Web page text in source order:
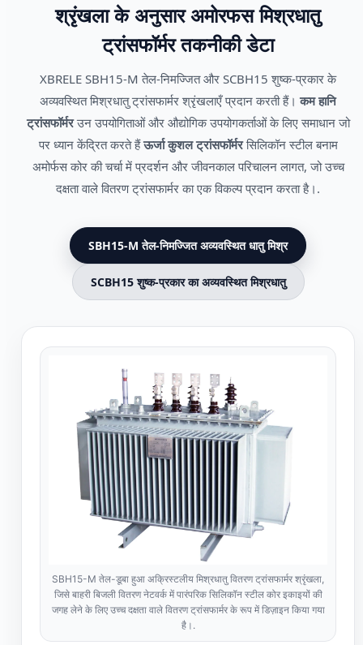
श्रृंखला के अनुसार अमोरफस मिश्रधातु
ट्रांसफॉर्मर तकनीकी डेटा
XBRELE SBH15-M तेल-निमज्जित और SCBH15 शुष्क-प्रकार के
अव्यवस्थित मिश्रधातु ट्रांसफार्मर श्रृंखलाएँ प्रदान करती हैं।कम हानि
ट्रांसफॉर्मरउन उपयोगिताओं और औद्योगिक उपयोगकर्ताओं के लिए समाधान जो
पर ध्यान केंद्रित करते हैंऊर्जा कुशल ट्रांसफॉर्मरसिलिकॉन स्टील बनाम
अमोर्फस कोर की चर्चा में प्रदर्शन और जीवनकाल परिचालन लागत, जो उच्च
दक्षता वाले वितरण ट्रांसफार्मर का एक विकल्प प्रदान करता है।.
SBH15-M तेल-निमज्जित अव्यवस्थित धातु मिश्र
SCBH15 शुष्क-प्रकार का अव्यवस्थित मिश्रधातु
SBH15-M तेल-डूबा हुआ अक्रिस्टलीय मिश्रधातु वितरण ट्रांसफार्मर श्रृंखला,
जिसे बाहरी बिजली वितरण नेटवर्क में पारंपरिक सिलिकॉन स्टील कोर इकाइयों की
जगह लेने के लिए उच्च दक्षता वाले वितरण ट्रांसफार्मर के रूप में डिज़ाइन किया गया
है।.